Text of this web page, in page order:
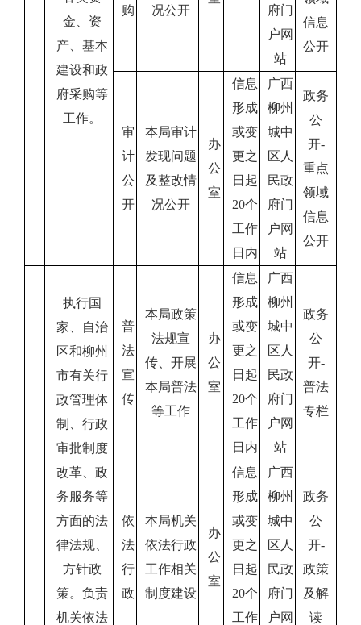
金、资
产、基本
建设和政
府采购等
工作。
购 况公开
府门
户网
站
信息
公开
审
计
公
开
本局审计
发现问题
及整改情
况公开
办
公
室
信息
形成
或变
更之
日起
20个
工作
日内
广西
柳州
城中
区人
民政
府门
户网
站
政务
公
开-
重点
领域
信息
公开
执行国
家、自治
区和柳州
市有关行
政管理体
制、行政
审批制度
改革、政
务服务等
方面的法
律法规、
方针政
策。负责
机关依法
普
法
宣
传
本局政策
法规宣
传、开展
本局普法
等工作
办
公
室
信息
形成
或变
更之
日起
20个
工作
日内
广西
柳州
城中
区人
民政
府门
户网
站
政务
公
开-
普法
专栏
依
法
行
政
本局机关
依法行政
工作相关
制度建设
办
公
室
信息
形成
或变
更之
日起
20个
工作
广西
柳州
城中
区人
民政
府门
户网
政务
公
开-
政策
及解
读